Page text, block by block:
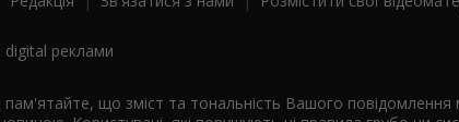
digital реклами
що зміст та тональність Вашого